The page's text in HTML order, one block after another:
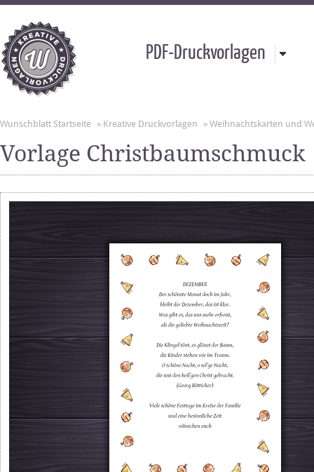
PDF-Druckvorlagen
Wunschblatt Startseite » Kreative Druckvorlagen » Weihnachtskarten und
Vorlage Christbaumschmuck